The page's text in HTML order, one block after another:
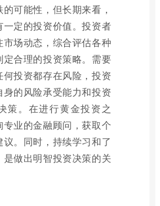
可能性，但长期来看，
一定的投资价值。投资者
市场动态，综合评估各种
定合理的投资策略。需要
何投资都存在风险，投资
身的风险承受能力和投资
策。在进行黄金投资之
专业的金融顾问，获取个
。同时，持续学习和了
是做出明智投资决策的关